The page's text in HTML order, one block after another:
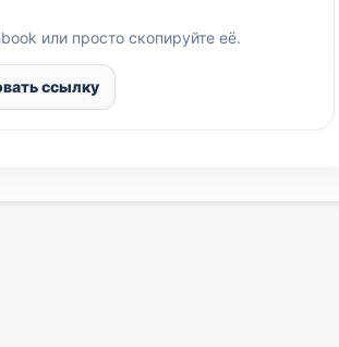
или просто скопируйте её.
ссылку